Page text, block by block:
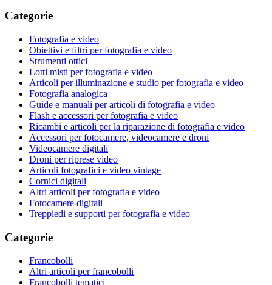
Categorie
Fotografia e video
Obiettivi e filtri per fotografia e video
Strumenti ottici
Lotti misti per fotografia e video
Articoli per illuminazione e studio per fotografia e video
Fotografia analogica
Guide e manuali per articoli di fotografia e video
Flash e accessori per fotografia e video
Ricambi e articoli per la riparazione di fotografia e video
Accessori per fotocamere, videocamere e droni
Videocamere digitali
Droni per riprese video
Articoli fotografici e video vintage
Cornici digitali
Altri articoli per fotografia e video
Fotocamere digitali
Treppiedi e supporti per fotografia e video
Categorie
Francobolli
Altri articoli per francobolli
Francobolli tematici